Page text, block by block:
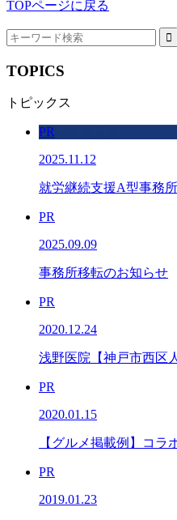
TOPページに戻る
TOPICS
トピックス
PR
2025.11.12
就労継続支援A型事務
PR
2025.09.09
事務所移転のお知らせ
PR
2020.12.24
浅野医院【神戸市西区
PR
2020.01.15
【グルメ掲載例】コラ
PR
2019.01.23